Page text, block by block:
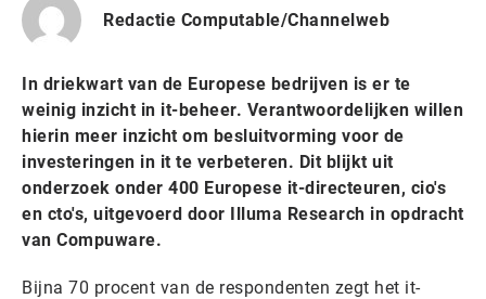
Redactie Computable/Channelweb
In driekwart van de Europese bedrijven is er te
weinig inzicht in it-beheer. Verantwoordelijken willen
hierin meer inzicht om besluitvorming voor de
investeringen in it te verbeteren. Dit blijkt uit
onderzoek onder 400 Europese it-directeuren, cio's
en cto's, uitgevoerd door Illuma Research in opdracht
van Compuware.
Bijna 70 procent van de respondenten zegt het it-